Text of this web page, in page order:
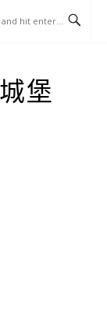
堡